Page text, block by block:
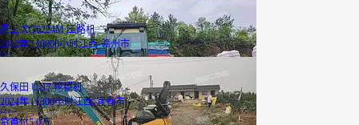
厦工 XG6224M 压路机
2012年 | 10000小时江西-赣州市
6.6万
久保田 U-17 挖掘机
2024年 | 1300小时江西-宜春市
12.6万
贷首付5.0万